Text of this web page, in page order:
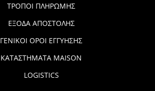
ΤΡΟΠΟΙ ΠΛΗΡΩΜΗΣ
ΕΞΟΔΑ ΑΠΟΣΤΟΛΗΣ
ΓΕΝΙΚΟΙ ΟΡΟΙ ΕΓΓΥΗΣΗΣ
ΚΑΤΑΣΤΗΜΑΤΑ MAISON
LOGISTICS